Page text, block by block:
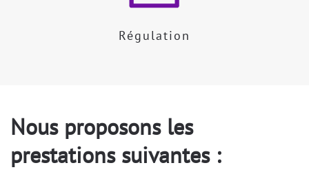
Régulation
Nous proposons les
prestations suivantes :